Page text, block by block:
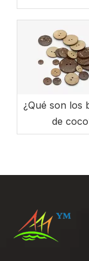
¿Qué son los
de